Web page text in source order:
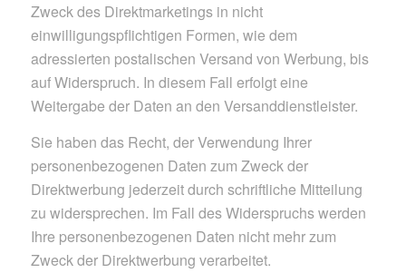
Zweck des Direktmarketings in nicht
einwilligungspflichtigen Formen, wie dem
adressierten postalischen Versand von Werbung, bis
auf Widerspruch. In diesem Fall erfolgt eine
Weitergabe der Daten an den Versanddienstleister.
Sie haben das Recht, der Verwendung Ihrer
personenbezogenen Daten zum Zweck der
Direktwerbung jederzeit durch schriftliche Mitteilung
zu widersprechen. Im Fall des Widerspruchs werden
Ihre personenbezogenen Daten nicht mehr zum
Zweck der Direktwerbung verarbeitet.